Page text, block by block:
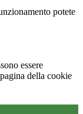
potete
essere
della cookie